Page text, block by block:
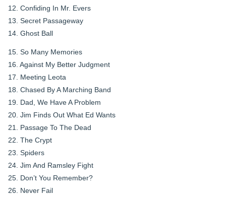
12. Confiding In Mr. Evers
13. Secret Passageway
14. Ghost Ball
15. So Many Memories
16. Against My Better Judgment
17. Meeting Leota
18. Chased By A Marching Band
19. Dad, We Have A Problem
20. Jim Finds Out What Ed Wants
21. Passage To The Dead
22. The Crypt
23. Spiders
24. Jim And Ramsley Fight
25. Don’t You Remember?
26. Never Fail